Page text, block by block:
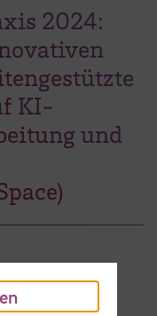
2024:
KI-
und